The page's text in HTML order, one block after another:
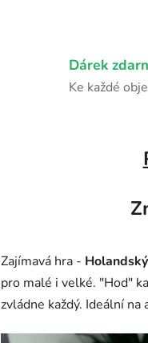
Dárek
Ke každé
Zajímavá hra -
pro malé i velké. "Hod"
zvládne každý. Ideální na